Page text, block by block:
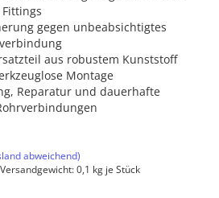
gegen unbeabsichtigtes
aus robustem Kunststoff
Montage
Reparatur und dauerhafte
abweichend)
0,1 kg je Stück